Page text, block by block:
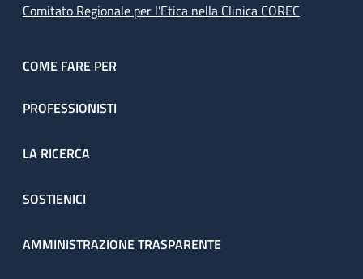
Comitato Regionale per l’Etica nella Clinica COREC
COME FARE PER
PROFESSIONISTI
LA RICERCA
SOSTIENICI
AMMINISTRAZIONE TRASPARENTE